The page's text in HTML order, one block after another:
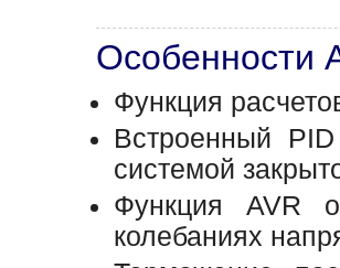
Особенности
Функция
Встроенный
системой
Функция AVR
колебаниях